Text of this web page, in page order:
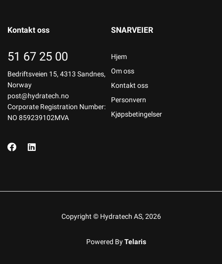
Kontakt oss
51 67 25 00
Bedriftsveien 15, 4313 Sandnes,
Norway
post@hydratech.no
Corporate Registration Number:
NO 859239102MVA
SNARVEIER
Hjem
Om oss
Kontakt oss
Personvern
Kjøpsbetingelser
Copyright © Hydratech AS, 2026
Powered ByTelaris